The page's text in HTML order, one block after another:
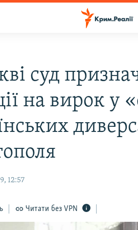
суд
на вирок у
12:57
Читати без VPN